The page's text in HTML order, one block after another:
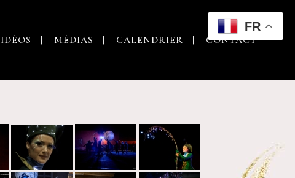
MÉDIAS CALENDRIER CONTACT
FR